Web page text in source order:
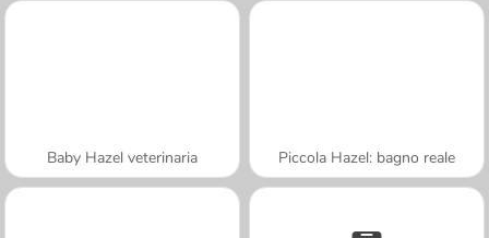
Baby Hazel veterinaria Piccola Hazel: bagno reale